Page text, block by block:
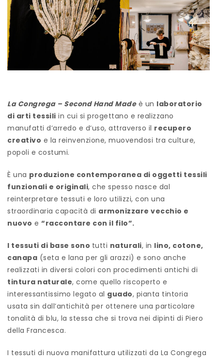
La Congrega – Second Hand Madeè un laboratorio
di arti tessili in cui si progettano e realizzano
manufatti d’arredo e d’uso, attraverso il recupero
creativo e la reinvenzione, muovendosi tra culture,
popoli e costumi.
È una produzione contemporanea di oggetti tessili
funzionali e originali, che spesso nasce dal
reinterpretare tessuti e loro utilizzi, con una
straordinaria capacità di armonizzare vecchio e
nuovo e “raccontare con il filo”.
I tessuti di base sono tutti naturali, in lino, cotone,
canapa (seta e lana per gli arazzi) e sono anche
realizzati in diversi colori con procedimenti antichi di
tintura naturale, come quello riscoperto e
interessantissimo legato al guado, pianta tintoria
usata sin dall’antichità per ottenere una particolare
tonalità di blu, la stessa che si trova nei dipinti di Piero
della Francesca.
I tessuti di nuova manifattura utilizzati da La Congrega